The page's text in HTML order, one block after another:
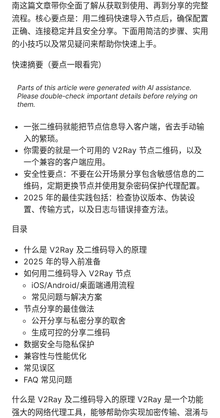
南这篇文章带你全面了解从获取到使用、再到分享的完整
流程。核心要点是：用二维码快速导入节点后，确保配置
正确、连接稳定并且安全分享。下面用简洁的步骤、实用
的小技巧以及常见疑问来帮助你快速上手。
快速摘要（要点一眼看完）
Parts of this article were generated with AI assistance.
Please double-check important details before relying on
them.
一张二维码就能把节点信息导入客户端，省去手动输
入的繁琐。
你需要的就是一个可用的 V2Ray 节点二维码，以及
一个兼容的客户端应用。
安全性要点：不要在公开场景分享包含敏感信息的二
维码，定期更换节点并使用复杂密码保护代理配置。
2025 年的最佳实践包括：检查协议版本、伪装设
置、传输方式，以及日志与错误排查方法。
目录
什么是 V2Ray 及二维码导入的原理
2025 年的导入前准备
如何用二维码导入 V2Ray 节点
iOS/Android/桌面端通用流程
常见问题与解决方案
节点分享的最佳做法
公开分享与私密分享的取舍
生成可控的分享二维码
数据安全与隐私保护
兼容性与性能优化
常见误区
FAQ 常见问题
什么是 V2Ray 及二维码导入的原理 V2Ray 是一个功能
强大的网络代理工具，能够帮助你实现加密传输、混淆与